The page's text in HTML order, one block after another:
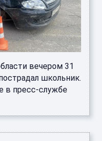
вечером 31
школьник.
в пресс-службе